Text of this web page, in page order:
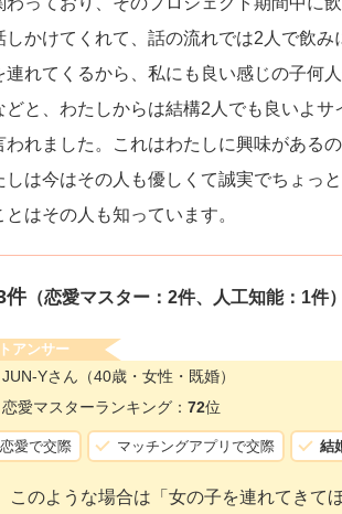
しかけてくれて、話の流れでは2人で飲
連れてくるから、私にも良い感じの子何
どと、わたしからは結構2人でも良いよ
われました。これはわたしに興味がある
しは今はその人も優しくて誠実でちょっ
とはその人も知っています。
件（恋愛マスター：2件、人工知能：1件）
アンサー
JUN-Yさん （40歳・女性・既婚）
恋愛マスターランキング： 72位
愛で交際 マッチングアプリで交際 結
このような場合は「女の子を連れてきて